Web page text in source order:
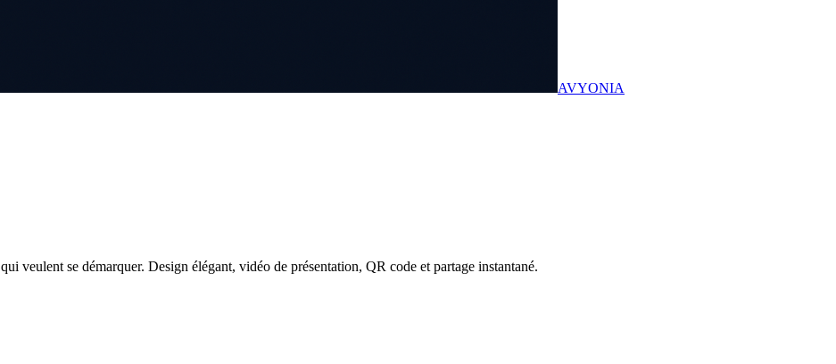
AVYONIA
qui veulent se démarquer. Design élégant, vidéo de présentation, QR code et partage instantané.